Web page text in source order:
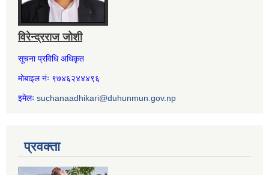
विरेन्द्रराज जोशी
सूचना प्रविधि अधिकृत
मोबाइल नंः ९७४६२४४४९६
इमेलः suchanaadhikari@duhunmun.gov.np
प्रवक्ता